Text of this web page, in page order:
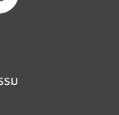
รม